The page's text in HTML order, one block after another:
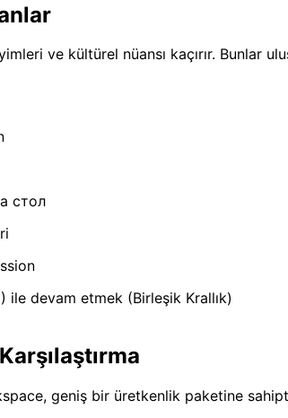
ve kültürel nüansı kaçırır. Bunlar
стол
ile devam etmek (Birleşik Krallık)
geniş bir üretkenlik paketine